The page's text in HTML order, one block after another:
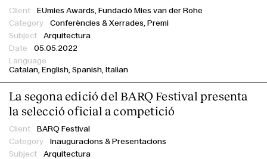
EUmies Awards, Fundació Mies van der Rohe
Conferències & Xerrades, Premi
Arquitectura
05.05.2022
Catalan English Spanish Italian
La segona edició del BARQ Festival presenta
la selecció oficial a competició
BARQ Festival
Inauguracions & Presentacions
Arquitectura